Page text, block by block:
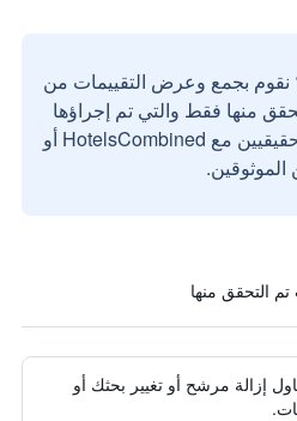
نقوم بجمع وعرض التقييمات من
منها فقط والتي تم إجراؤها
بواسطة مستخدمين حقيقيين مع HotelsCombined أو
الموثوقين.
إزالة مرشح أو تغيير بحثك أو